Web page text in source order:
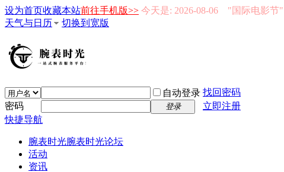
设为首页收藏本站前往手机版>> 今天是: 2026-08-06 "国际电影节"
天气与日历
切换到宽版
自动登录 找回密码
密码
登录
立即注册
快捷导航
腕表时光腕表时光论坛
活动
资讯